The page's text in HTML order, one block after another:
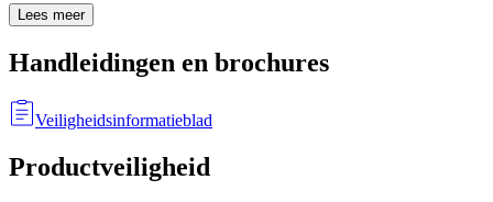
Lees meer
Handleidingen en brochures
Veiligheidsinformatieblad
Productveiligheid